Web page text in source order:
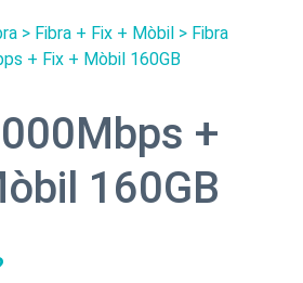
> Fibra + Fix + Mòbil> Fibra
+ Fix + Mòbil 160GB
+
160GB